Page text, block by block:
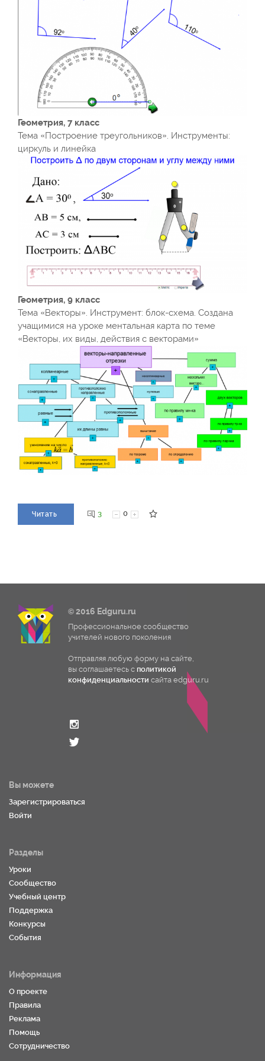
Геометрия, 7 класс
Тема «Построение треугольников». Инструменты:
циркуль и линейка
Геометрия, 9 класс
Тема «Векторы». Инструмент: блок-схема. Создана
учащимися на уроке ментальная карта по теме
«Векторы, их виды, действия с векторами»
Читать 3 0
© 2016 Edguru.ru
Профессиональное сообщество
учителей нового поколения
Отправляя любую форму на сайте,
вы соглашаетесь с политикой
конфиденциальности сайта edguru.ru
Вы можете
Зарегистрироваться
Войти
Разделы
Уроки
Сообщество
Учебный центр
Поддержка
Конкурсы
События
Информация
О проекте
Правила
Реклама
Помощь
Сотрудничество